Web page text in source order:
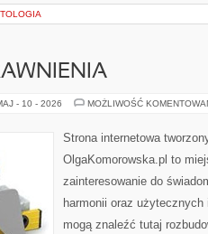
- 10 - 2026 MOŻLIWOŚĆ
Strona internetowa
OlgaKomorowska.pl to
zainteresowanie do
harmonii oraz
mogą znaleźć tutaj